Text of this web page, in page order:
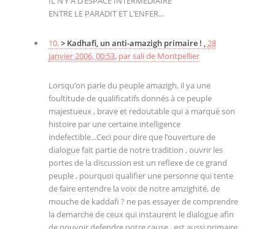
ENTRE LE PARADIT ET L’ENFER...
10.> Kadhafi, un anti-amazigh primaire ! ,28
janvier 2006, 00:53, parsali de Montpellier
Lorsqu’on parle du peuple amazigh, il ya une
foultitude de qualificatifs donnés à ce peuple
majestueux , brave et redoutable qui a marqué son
histoire par une certaine intelligence
indefectible...Ceci pour dire que l’ouverture de
dialogue fait partie de notre tradition , ouvrir les
portes de la discussion est un reflexe de ce grand
peuple , pourquoi qualifier une personne qui tente
de faire entendre la voix de notre amzighité, de
mouche de kaddafi ? ne pas essayer de comprendre
la demarche de ceux qui instaurent le dialogue afin